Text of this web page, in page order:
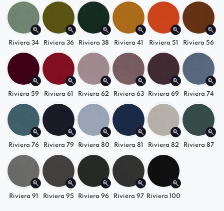
Riviera 34 Riviera 36 Riviera 38 Riviera 41 Riviera 51 Riviera 56
Riviera 59 Riviera 61 Riviera 62 Riviera 63 Riviera 69 Riviera 74
Riviera 76 Riviera 79 Riviera 80 Riviera 81 Riviera 82 Riviera 87
Riviera 91 Riviera 95 Riviera 96 Riviera 97 Riviera 100